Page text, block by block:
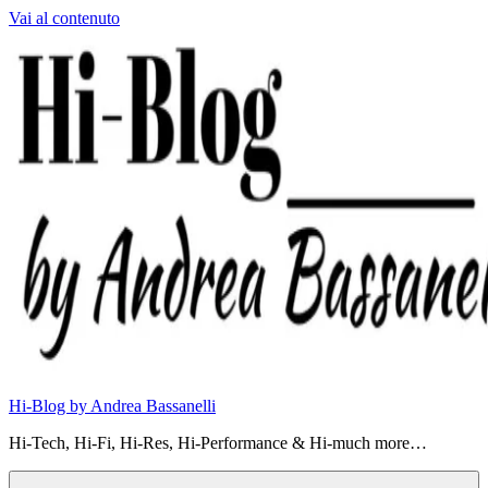
Vai al contenuto
Hi-Blog by Andrea Bassanelli
Hi-Tech, Hi-Fi, Hi-Res, Hi-Performance & Hi-much more…